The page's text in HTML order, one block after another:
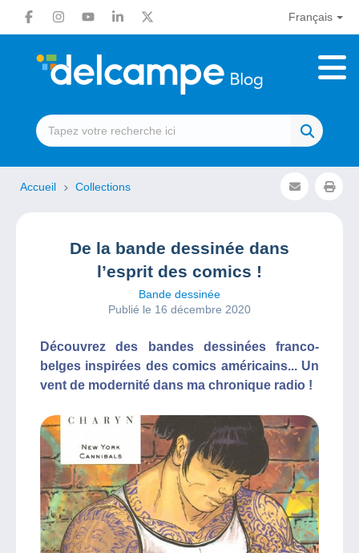
Français
Accueil Collections
De la bande dessinée dans
l’esprit des comics !
Bande dessinée
Publié le 16 décembre 2020
Découvrez des bandes dessinées franco-
belges inspirées des comics américains... Un
vent de modernité dans ma chronique radio !